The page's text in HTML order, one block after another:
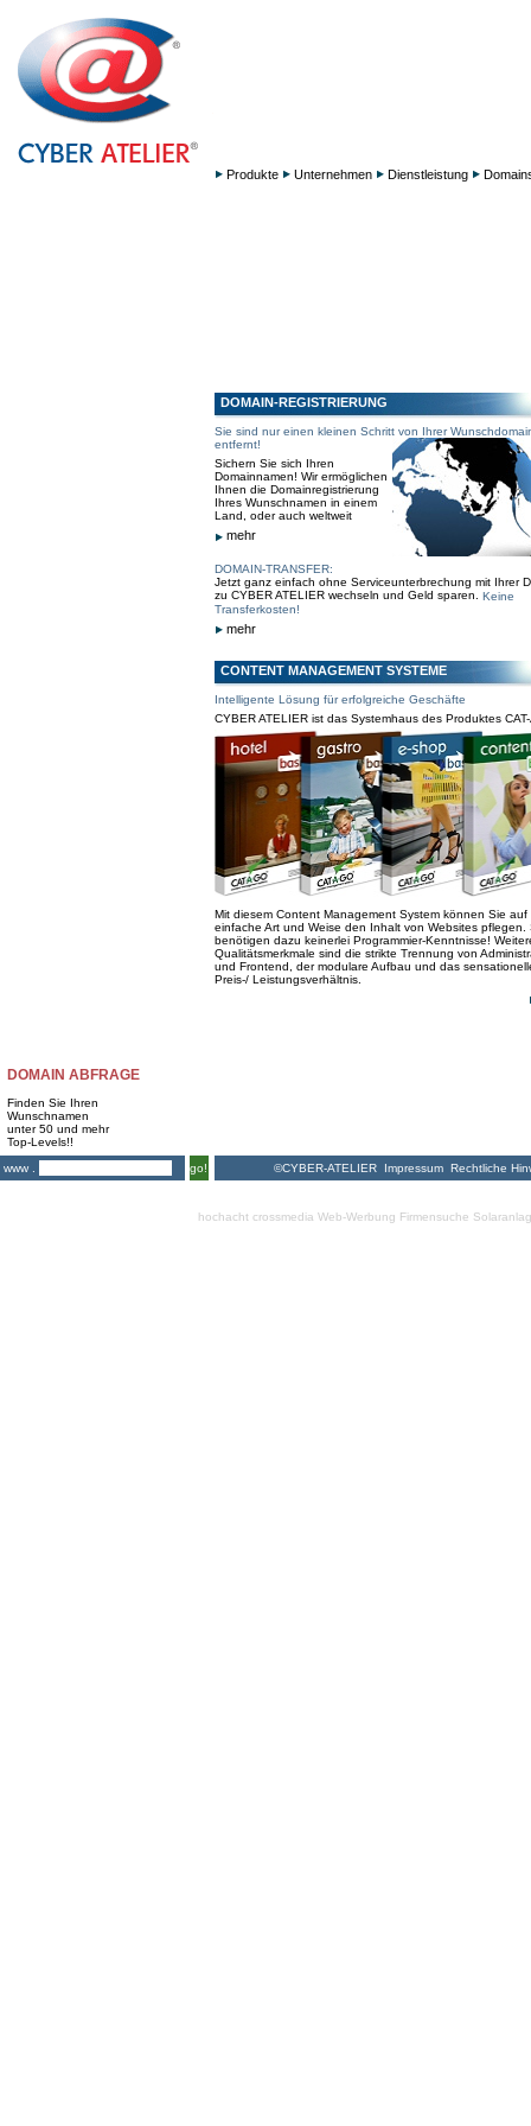
DOMAIN ABFRAGE
Finden Sie Ihren
Wunschnamen
unter 50 und mehr
Top-Levels!!
www .
go!
Produkte Unternehmen Dienstleistung
DOMAIN-REGISTRIERUNG
Sie sind nur einen kleinen Schritt von Ihrer
entfernt!
Sichern Sie sich Ihren
Domainnamen! Wir ermöglichen
Ihnen die Domainregistrierung
Ihres Wunschnamen in einem
Land, oder auch weltweit
mehr
DOMAIN-TRANSFER:
Jetzt ganz einfach ohne Serviceunterbrechung mit Ihrer
zu CYBER ATELIER wechseln und Geld sparen. Keine
Transferkosten!
mehr
CONTENT MANAGEMENT SYSTEME
Intelligente Lösung für erfolgreiche Geschäfte
CYBER ATELIER ist das Systemhaus des Produktes
Mit diesem Content Management System können Sie auf
einfache Art und Weise den Inhalt von Websites pflegen.
benötigen dazu keinerlei Programmier-Kenntnisse!
Qualitätsmerkmale sind die strikte Trennung von
und Frontend, der modulare Aufbau und das
Preis-/ Leistungsverhältnis.
©CYBER-ATELIER Impressum Rechtliche
hochacht crossmedia Web-Werbung Firmensuche